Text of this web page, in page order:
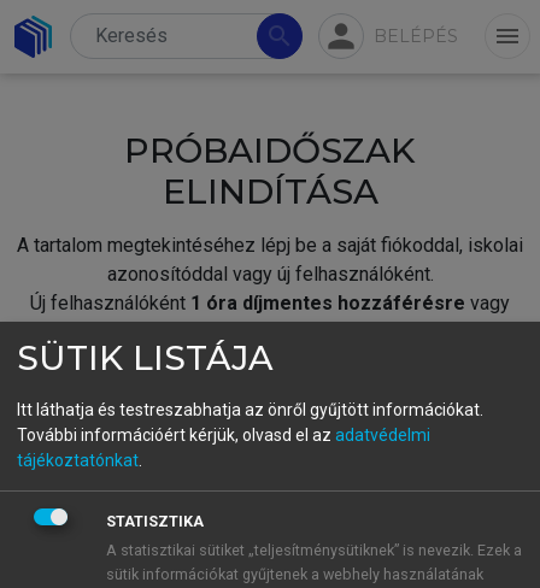
search person BELÉPÉS menu
PRÓBAIDŐSZAK
ELINDÍTÁSA
A tartalom megtekintéséhez lépj be a saját fiókoddal, iskolai
azonosítóddal vagy új felhasználóként.
Új felhasználóként 1 óra díjmentes hozzáférésre vagy
fiókoddal,vagy hozz létre új fiókot.
A regisztráció után apróbaidőszakautomatikusan
BELÉPÉS SAJÁT FIÓKKAL
SÜTIK LISTÁJA
Itt láthatja és testreszabhatja az önről gyűjtött információkat.
További információért kérjük, olvasd el az adatvédelmi
tájékoztatónkat
STATISZTIKA
A statisztikai sütiket „teljesítménysütiknek” is nevezik. Ezek a
sütik információkat gyűjtenek a webhely használatának